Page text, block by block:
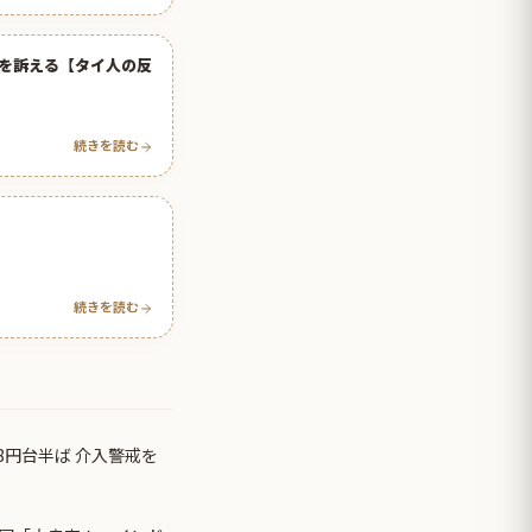
訴える【タイ人の反
続きを読む
続きを読む
円台半ば 介入警戒を